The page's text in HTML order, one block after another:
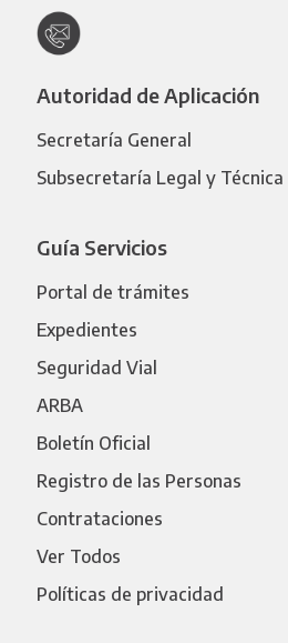
Autoridad de Aplicación
Secretaría General
Subsecretaría Legal y Técnica
Guía Servicios
Portal de trámites
Expedientes
Seguridad Vial
ARBA
Boletín Oficial
Registro de las Personas
Contrataciones
Ver Todos
Políticas de privacidad